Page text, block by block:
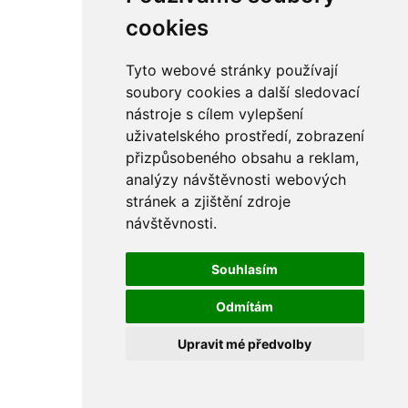
cookies
Tyto webové stránky používají
soubory cookies a další sledovací
nástroje s cílem vylepšení
uživatelského prostředí, zobrazení
přizpůsobeného obsahu a reklam,
analýzy návštěvnosti webových
stránek a zjištění zdroje
návštěvnosti.
Souhlasím
Odmítám
Upravit mé předvolby
řetězy
ostatní části
sekundární
sání
sedla
spojovací materiál
matice
podložky
pojistné kroužky
šrouby
výbava
výfuky a kolena
bowdeny a lanka
filtry
gufera